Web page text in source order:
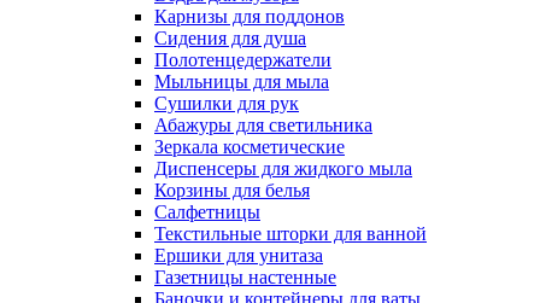
Карнизы для поддонов
Сидения для душа
Полотенцедержатели
Мыльницы для мыла
Сушилки для рук
Абажуры для светильника
Зеркала косметические
Диспенсеры для жидкого мыла
Корзины для белья
Салфетницы
Текстильные шторки для ванной
Ершики для унитаза
Газетницы настенные
Баночки и контейнеры для ваты